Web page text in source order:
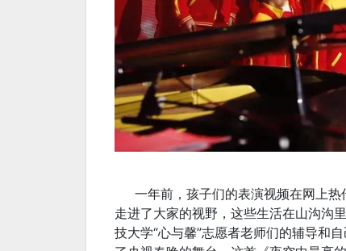
一年前，孩子们的表演视频在网上热
走进了大家的视野，这些生活在山沟沟
技大学“心与馨”志愿者老师们的辅导和